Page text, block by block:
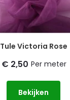
Tule Victoria Rose
€ 2,50 Per meter
Bekijken